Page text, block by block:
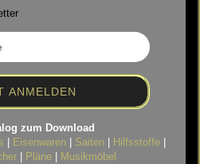
zum Download
Eisenwaren Saiten Hilfsstoffe
Pläne Musikmöbel